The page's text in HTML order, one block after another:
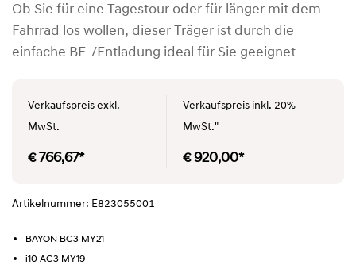
Ob Sie für eine Tagestour oder für länger mit dem
Fahrrad los wollen, dieser Träger ist durch die
einfache BE-/Entladung ideal für Sie geeignet
Verkaufspreis exkl.
MwSt.
€ 766,67*
Verkaufspreis inkl. 20%
MwSt."
€ 920,00*
Artikelnummer: E823055001
BAYON BC3 MY21
i10 AC3 MY19